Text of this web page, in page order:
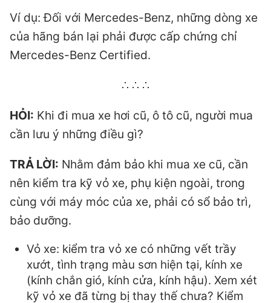
Ví dụ: Đối với Mercedes-Benz, những dòng xe
của hãng bán lại phải được cấp chứng chỉ
Mercedes-Benz Certified.
∴ ∴ ∴
HỎI: Khi đi mua xe hơi cũ, ô tô cũ, người mua
cần lưu ý những điều gì?
TRẢ LỜI: Nhằm đảm bảo khi mua xe cũ, cần
nên kiểm tra kỹ vỏ xe, phụ kiện ngoài, trong
cùng với máy móc của xe, phải có sổ bảo trì,
bảo dưỡng.
Vỏ xe: kiểm tra vỏ xe có những vết trầy
xướt, tình trạng màu sơn hiện tại, kính xe
(kính chắn gió, kính cửa, kính hậu). Xem xét
kỹ vỏ xe đã từng bị thay thế chưa? Kiểm